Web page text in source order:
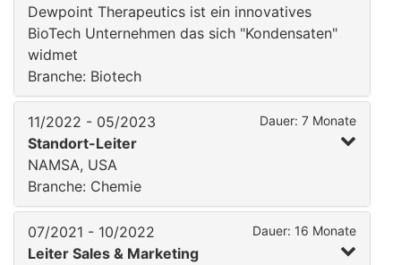
Dewpoint Therapeutics ist ein innovatives
BioTech Unternehmen das sich "Kondensaten"
widmet
Branche: Biotech
11/2022 - 05/2023 Dauer: 7 Monate
Standort-Leiter
NAMSA, USA
Branche: Chemie
07/2021 - 10/2022 Dauer: 16 Monate
Leiter Sales & Marketing